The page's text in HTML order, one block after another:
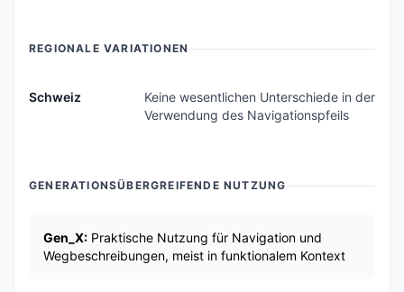
REGIONALE VARIATIONEN
Schweiz
Keine wesentlichen Unterschiede in der
Verwendung des Navigationspfeils
GENERATIONSÜBERGREIFENDE NUTZUNG
Gen_X: Praktische Nutzung für Navigation und
Wegbeschreibungen, meist in funktionalem Kontext